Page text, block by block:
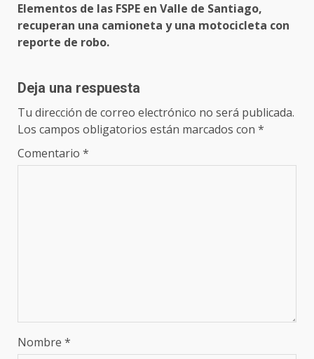
Elementos de las FSPE en Valle de Santiago,
recuperan una camioneta y una motocicleta con
reporte de robo.
Deja una respuesta
Tu dirección de correo electrónico no será publicada.
Los campos obligatorios están marcados con *
Comentario *
Nombre *